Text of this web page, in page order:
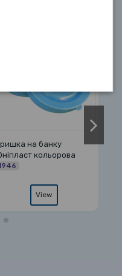
Кришка на банку
Юніпласт прозора